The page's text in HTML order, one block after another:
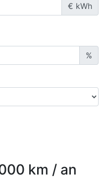
€ kWh
%
km / an